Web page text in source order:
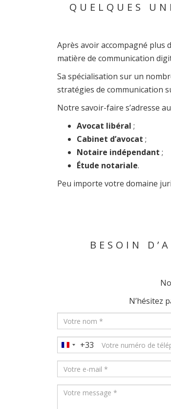
QUELQUES
Après avoir accompagné plus
matière de communication
Sa spécialisation sur un
stratégies de communication
Notre savoir-faire s’adresse
Avocat libéral ;
Cabinet d’avocat ;
Notaire indépendant ;
Étude notariale.
Peu importe votre domaine
BESOIN
N’hésitez
France
+33
+33